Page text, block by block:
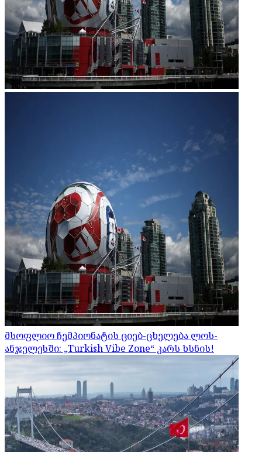
მსოფლიო ჩემპიონატის ციებ-ცხელება ლოს-
ანჯელესში: „Turkish Vibe Zone“ კარს ხსნის!